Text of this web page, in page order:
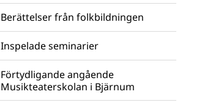
Berättelser från folkbildningen
Inspelade seminarier
Förtydligande angående
Musikteaterskolan i Bjärnum